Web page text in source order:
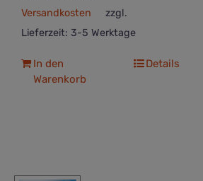
zzgl.
Versandkosten
Lieferzeit: 3-5 Werktage
In den
Warenkorb
Details